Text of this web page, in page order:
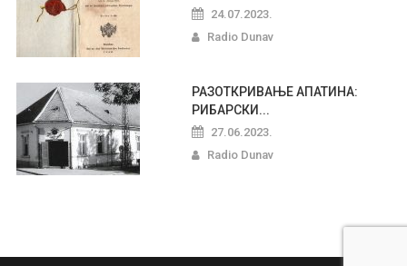
24.07.2023.
Radio Dunav
РАЗОТКРИВАЊЕ АПАТИНА:
РИБАРСКИ...
27.06.2023.
Radio Dunav